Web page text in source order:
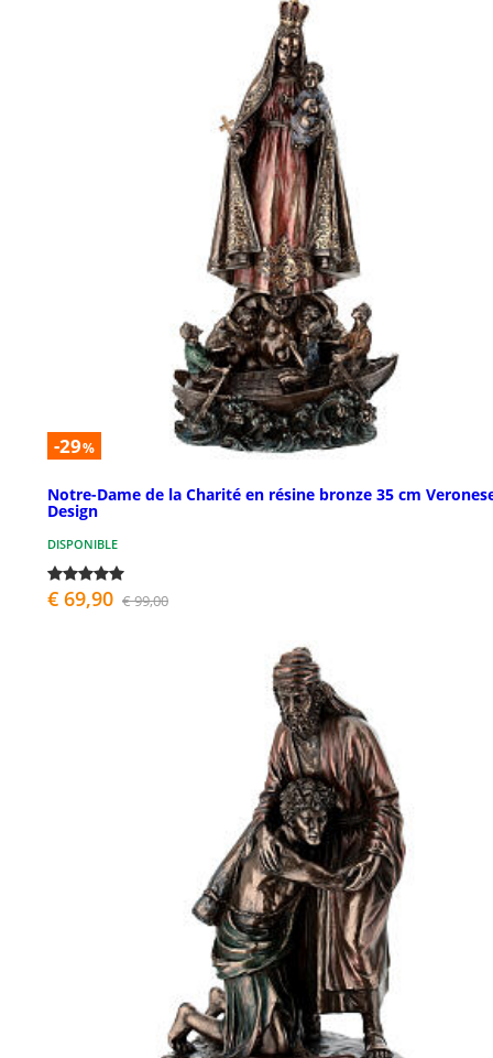
-29%
Notre-Dame de la Charité en résine bronze 35 cm
Design
DISPONIBLE
€ 69,90 € 99,00